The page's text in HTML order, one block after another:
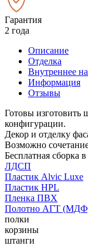
Гарантия
2 года
Описание
Отделка
Внутреннее
Информация
Отзывы
Готовы изготовить
конфигурации.
Декор и отделку
Возможно
Бесплатная сборка
ЛДСП
Пластик Alvic Luxe
Пластик HPL
Пленка ПВХ
Полотно АГТ
полки
корзины
штанги